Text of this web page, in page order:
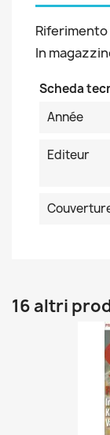
Riferimento
In
Scheda
Année
Editeur
16 altri